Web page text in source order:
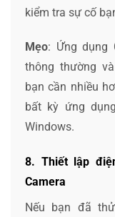
kiểm tra sự cố
Mẹo: Ứng dụng
thông thường
bạn cần nhiều
bất kỳ ứng
Windows.
8. Thiết lập
Camera
Nếu bạn đã